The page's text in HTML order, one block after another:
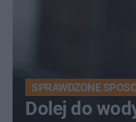
SPRAWDZONE
Dolej do